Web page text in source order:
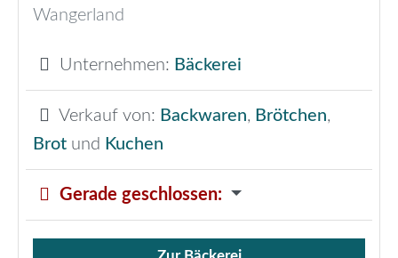
Wangerland
Unternehmen: Bäckerei
Verkauf von: Backwaren, Brötchen,
Brot und Kuchen
Gerade geschlossen: